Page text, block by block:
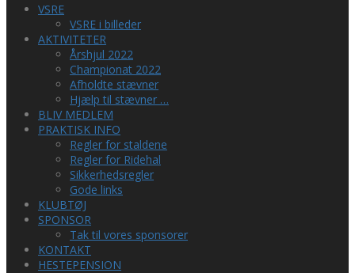
VSRE
VSRE i billeder
AKTIVITETER
Årshjul 2022
Championat 2022
Afholdte stævner
Hjælp til stævner …
BLIV MEDLEM
PRAKTISK INFO
Regler for staldene
Regler for Ridehal
Sikkerhedsregler
Gode links
KLUBTØJ
SPONSOR
Tak til vores sponsorer
KONTAKT
HESTEPENSION